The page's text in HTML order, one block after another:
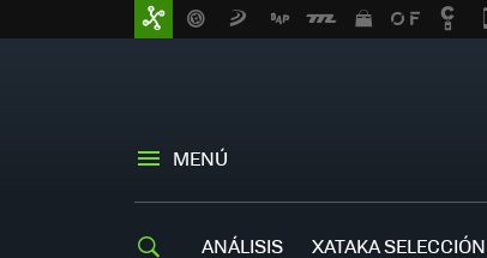
MENÚ
ANÁLISIS XATAKA SELECCIÓN